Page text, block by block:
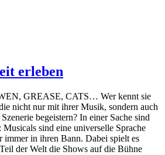
erleben
GREASE, CATS… Wer kennt sie
nicht nur mit ihrer Musik, sondern auch
begeistern? In einer Sache sind
sind eine universelle Sprache
immer in ihren Bann. Dabei spielt es
der Welt die Shows auf die Bühne